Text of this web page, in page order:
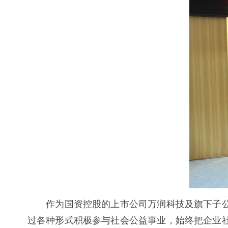
作为国资控股的上市公司万润科技及旗下子公
过各种形式积极参与社会公益事业，始终把企